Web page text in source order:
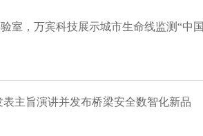
室，万宾科技展示城市生命线监测“中国
主旨演讲并发布桥梁安全数智化新品